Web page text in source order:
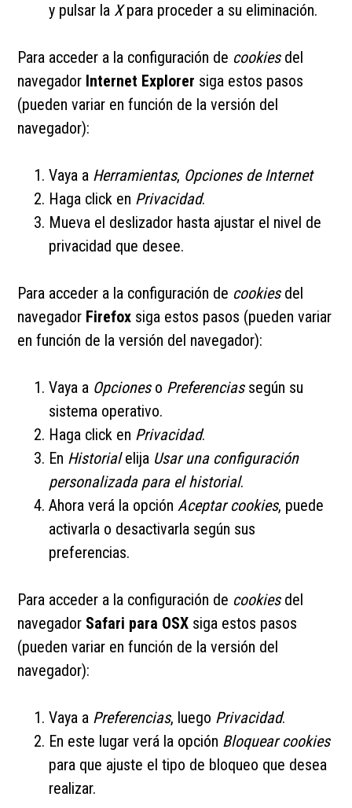
y pulsar la Xpara proceder a su eliminación.
Para acceder a la configuración de cookiesdel
navegador Internet Explorer siga estos pasos
(pueden variar en función de la versión del
navegador):
Vaya a Herramientas, Opciones de Internet
Haga click en Privacidad.
Mueva el deslizador hasta ajustar el nivel de
privacidad que desee.
Para acceder a la configuración de cookiesdel
navegador Firefox siga estos pasos (pueden variar
en función de la versión del navegador):
Vaya a Opcioneso Preferenciassegún su
sistema operativo.
Haga click en Privacidad.
En Historialelija Usar una configuración
personalizada para el historial.
Ahora verá la opciónAceptar cookies, puede
activarla o desactivarla según sus
preferencias.
Para acceder a la configuración de cookiesdel
navegador Safari para OSX siga estos pasos
(pueden variar en función de la versión del
navegador):
Vaya a Preferencias, luego Privacidad.
En este lugar verá la opción Bloquear cookies
para que ajuste el tipo de bloqueo que desea
realizar.